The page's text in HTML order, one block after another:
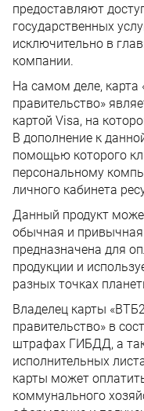
предоставляют
государственных
исключительно в
компании.
На самом деле,
правительство»
картой Visa, на
В дополнение к
помощью которого
персональному
личного кабинета
Данный продукт
обычная и привычная
предназначена для
продукции и
разных точках
Владелец карты
правительство» в
штрафах ГИБДД, а
исполнительных
карты может
коммунального